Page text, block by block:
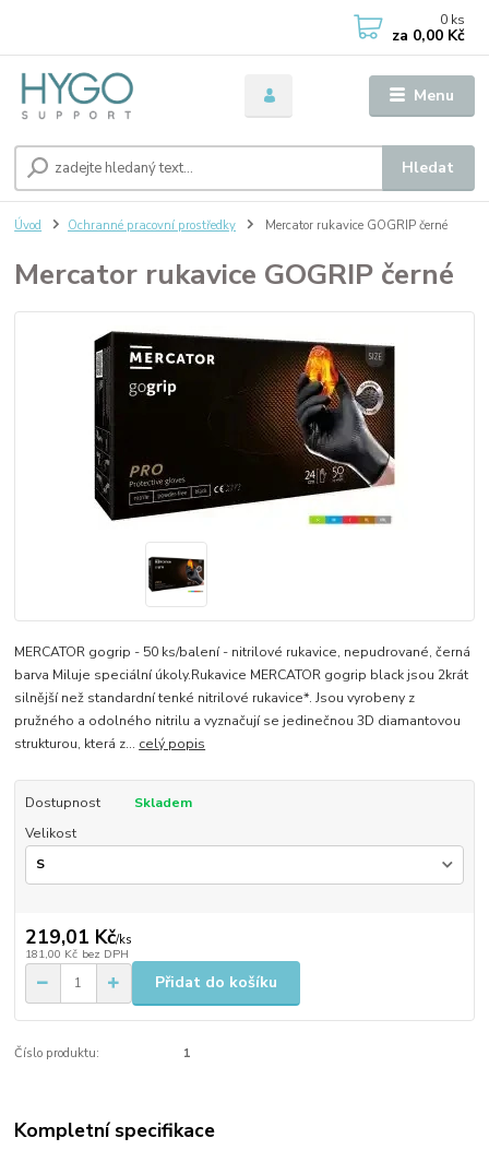
Menu
Hledat
0 ks
za 0,00 Kč
Úvod Ochranné pracovní prostředky Mercator rukavice GOGRIP černé
Mercator rukavice GOGRIP černé
MERCATOR gogrip - 50 ks/balení - nitrilové rukavice, nepudrované, černá
barva Miluje speciální úkoly.Rukavice MERCATOR gogrip black jsou 2krát
silnější než standardní tenké nitrilové rukavice*. Jsou vyrobeny z
pružného a odolného nitrilu a vyznačují se jedinečnou 3D diamantovou
strukturou, která z... celý popis
Dostupnost
Skladem
Velikost
219,01 Kč/ks
181,00 Kč bez DPH
Přidat do košíku
Číslo produktu: 1
Kompletní specifikace